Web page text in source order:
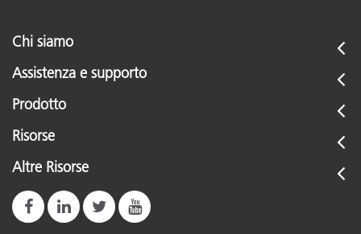
Chi siamo
Assistenza e supporto
Prodotto
Risorse
Altre Risorse